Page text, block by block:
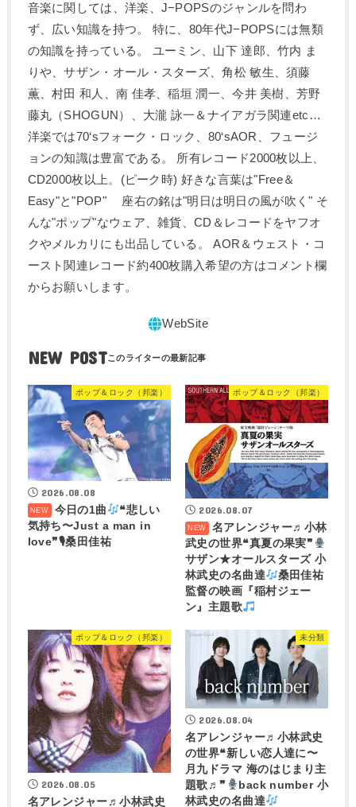
音楽に関しては、洋楽、J−POPSのジャンルを問わ
ず、広い知識を持つ。 特に、80年代J−POPSには無類
の知識を持っている。 ユーミン、山下 達郎、竹内 ま
りや、サザン・オール・スターズ、角松 敏生、須藤
薫、村田 和人、南 佳孝、稲垣 潤一、今井 美樹、芳野
藤丸（SHOGUN）、大瀧 詠一＆ナイアガラ関連etc…
洋楽では70‘sフォーク・ロック、80‘sAOR、フュージ
ョンの知識は豊富である。 所有レコード2000枚以上、
CD2000枚以上。(ピーク時) 好きな言葉は"Free＆
Easy"と"POP" 座右の銘は"明日は明日の風が吹く" そ
んな"ポップ"なウェア、雑貨、CD＆レコードをヤフオ
クやメルカリにも出品している。 AOR＆ウェスト・コ
ースト関連レコード約400枚購入希望の方はコメント欄
からお願いします。
NEW POST
ポップ＆ロック（邦楽）
2026.08.08
今日の1曲
❝悲しい
気持ち〜Just a man in
love❞🎙桑田佳祐
ポップ＆ロック（邦楽）
2026.08.07
名アレンジャー♬ 小林
武史の世界❝真夏の果実❞
サザン★オールスターズ 小
林武史の名曲達
桑田佳祐
監督の映画『稲村ジェー
ン』主題歌
ポップ＆ロック（邦楽）
2026.08.05
名アレンジャー♬小林武史
未分類
2026.08.04
名アレンジャー♬ 小林武史
の世界❝新しい恋人達に〜
月九ドラマ 海のはじまり主
題歌♬❞
back number 小
林武史の名曲達